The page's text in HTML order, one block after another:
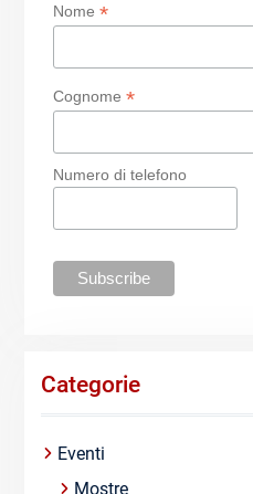
Nome *
Cognome *
Numero di telefono
Categorie
Eventi
Mostre